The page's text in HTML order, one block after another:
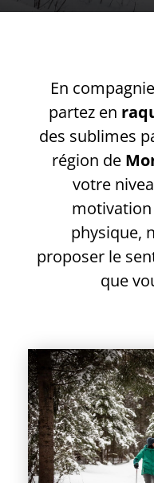
En
partez en
des sublimes
région de
votre
physique,
proposer le
que